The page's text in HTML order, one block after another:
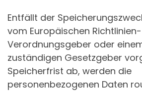
Entfällt der
vom Europäischen
Verordnungsgeber oder
zuständigen Gesetzgeber
Speicherfrist ab, werden die
personenbezogenen Daten